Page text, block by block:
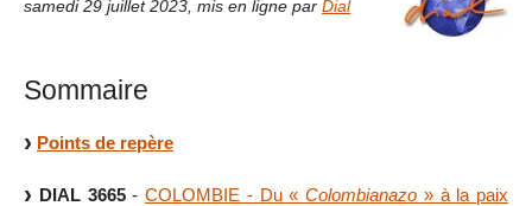
samedi 29 juillet 2023 mis en ligne par Dial
Sommaire
Points de repère
DIAL 3665- COLOMBIE - Du « Colombianazo » à la paix